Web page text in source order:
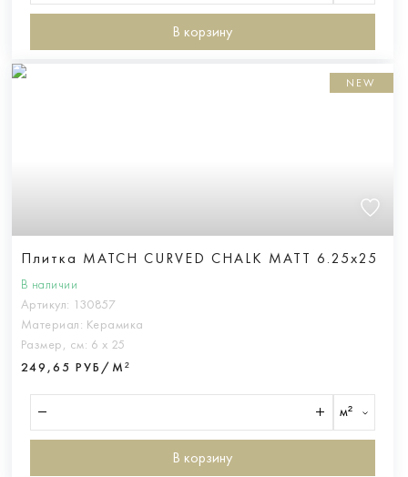
В корзину
NEW
Плитка MATCH CURVED CHALK MATT 6.25x25
В наличии
Артикул: 130857
Материал: Керамика
Размер, см: 6 х 25
249,65 РУБ/М²
м²
В корзину